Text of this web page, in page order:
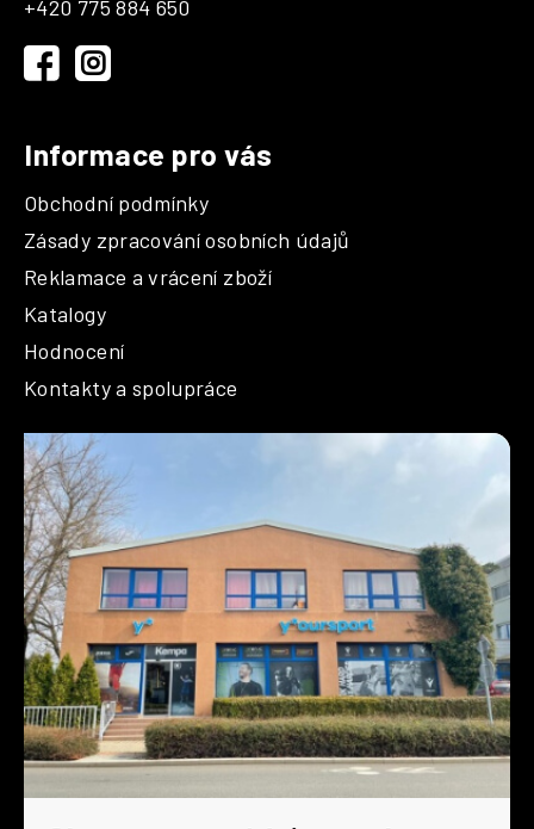
+420 775 884 650
Informace pro vás
Obchodní podmínky
Zásady zpracování osobních údajů
Reklamace a vrácení zboží
Katalogy
Hodnocení
Kontakty a spolupráce